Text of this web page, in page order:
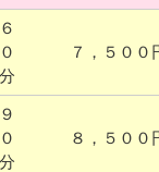
６
０
分
７，５００
９
０
分
８，５００